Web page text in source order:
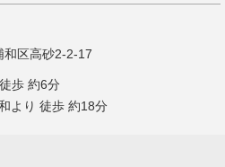
和区高砂2-2-17
歩 約6分
より 徒歩 約18分